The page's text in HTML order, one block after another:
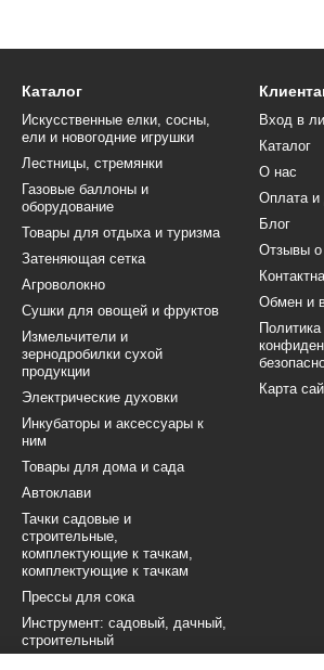
Покупка инкубатора "Теплуша" будет
Каталог
Искусственные елки, сосны,
ели и новогодние игрушки
Лестницы, стремянки
Газовые баллоны и
оборудование
Товары для отдыха и туризма
Затеняющая сетка
Агроволокно
Сушки для овощей и фруктов
Измельчители и
зернодробилки сухой
продукции
Электрические духовки
Инкубаторы и аксессуары к
ним
Товары для дома и сада
Автоклави
Тачки садовые и
строительные,
комплектующие к тачкам,
комплектующие к тачкам
Прессы для сока
Инструмент: садовый, дачный,
строительный
Вход в
Каталог
О нас
Оплата и
Блог
Отзывы о
Обмен и
Политика
Карта